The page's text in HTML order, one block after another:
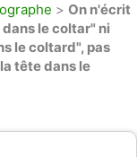
> On n'écrit
le coltar" ni
le coltard", pas
tête dans le